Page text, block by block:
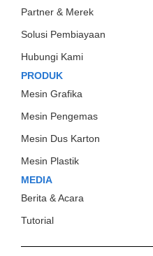
Partner & Merek
Solusi Pembiayaan
Hubungi Kami
PRODUK
Mesin Grafika
Mesin Pengemas
Mesin Dus Karton
Mesin Plastik
MEDIA
Berita & Acara
Tutorial